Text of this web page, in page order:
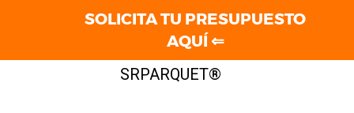
SRPARQUET®
SOLICITA TU PRESUPUESTO
AQUÍ ⇐